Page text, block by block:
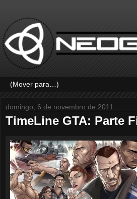
domingo, 6 de novembro de 2011
TimeLine GTA: Parte